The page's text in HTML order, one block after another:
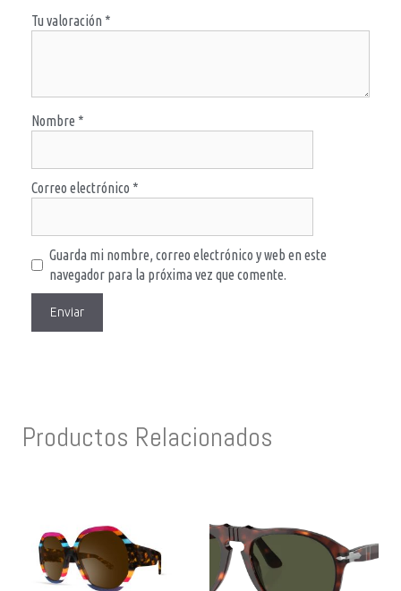
Tu valoración *
Nombre *
Correo electrónico *
Guarda mi nombre, correo electrónico y web en este
navegador para la próxima vez que comente.
Productos Relacionados